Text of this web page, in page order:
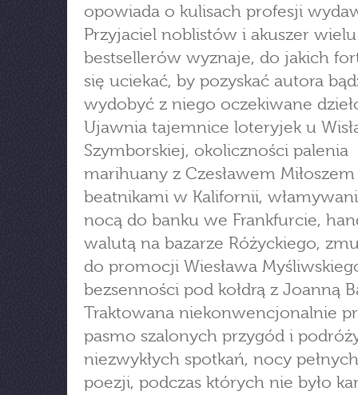
opowiada o kulisach profesji
Przyjaciel noblistów i akuszer wielu
bestsellerów wyznaje, do jakich
się uciekać, by pozyskać autora
wydobyć z niego oczekiwane
Ujawnia tajemnice loteryjek u
Szymborskiej, okoliczności palenia
marihuany z Czesławem
beatnikami w Kalifornii,
nocą do banku we Frankfurcie,
walutą na bazarze Różyckiego,
do promocji Wiesława
bezsenności pod kołdrą z Joanną
Traktowana niekonwencjonalnie
pasmo szalonych przygód i
niezwykłych spotkań, nocy
poezji, podczas których nie było